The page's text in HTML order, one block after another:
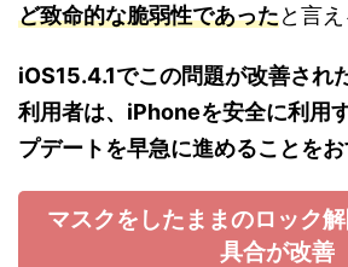
ど致命的な脆弱性であったと言え
iOS15.4.1でこの問題が改善され
利用者は、iPhoneを安全に利用
プデートを早急に進めることをお
マスクをしたままのロック
具合が改善